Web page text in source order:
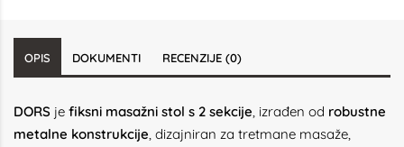
OPIS DOKUMENTI RECENZIJE (0)
DORS je fiksni masažni stol s 2 sekcije, izrađen od robustne
metalne konstrukcije, dizajniran za tretmane masaže,